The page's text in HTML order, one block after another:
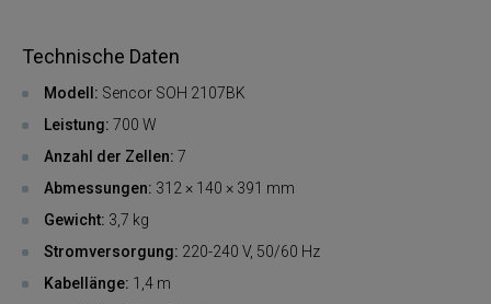
Technische Daten
Modell: Sencor SOH 2107BK
Leistung: 700 W
Anzahl der Zellen: 7
Abmessungen: 312 × 140 × 391 mm
Gewicht: 3,7 kg
Stromversorgung: 220-240 V, 50/60 Hz
Kabellänge: 1,4 m